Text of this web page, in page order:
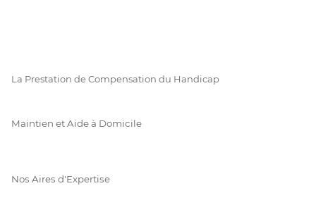
La Prestation de Compensation du Handicap
Maintien et Aide à Domicile
Nos Aires d'Expertise